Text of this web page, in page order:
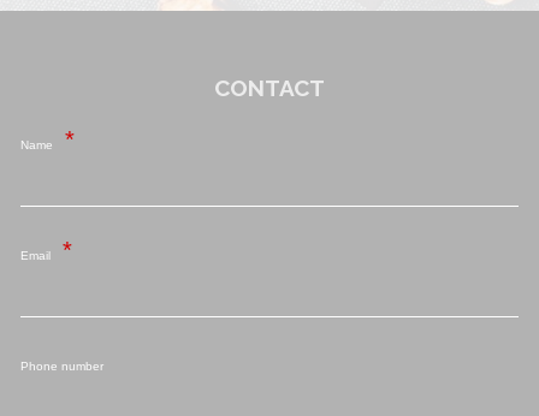
CONTACT
Name
Email
Phone number